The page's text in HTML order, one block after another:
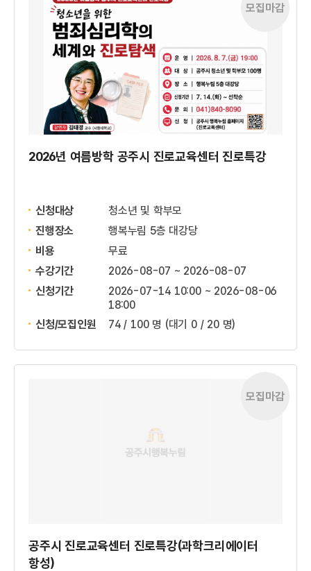
모집마감
2026년 여름방학 공주시 진로교육센터 진로특강
신청대상
청소년 및 학부모
진행장소
행복누림 5층 대강당
비용
무료
수강기간
2026-08-07 ~ 2026-08-07
신청기간
2026-07-14 10:00 ~ 2026-08-06
18:00
신청/모집인원
74 / 100 명 (대기 0 / 20 명)
모집마감
공주시 진로교육센터 진로특강(과학크리에이터
항성)